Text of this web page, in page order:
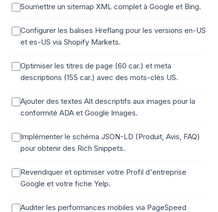
Soumettre un sitemap XML complet à Google et Bing.
Configurer les balises Hreflang pour les versions en-US
et es-US via Shopify Markets.
Optimiser les titres de page (60 car.) et meta
descriptions (155 car.) avec des mots-clés US.
Ajouter des textes Alt descriptifs aux images pour la
conformité ADA et Google Images.
Implémenter le schéma JSON-LD (Produit, Avis, FAQ)
pour obtenir des Rich Snippets.
Revendiquer et optimiser votre Profil d'entreprise
Google et votre fiche Yelp.
Auditer les performances mobiles via PageSpeed